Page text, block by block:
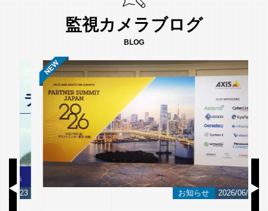
監視カメラブログ
BLOG
お知らせ 2026/06/12